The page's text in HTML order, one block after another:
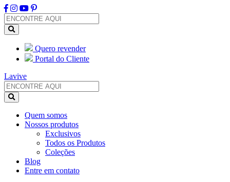
Quero revender
Portal do Cliente
Lavive
Quem somos
Nossos produtos
Exclusivos
Todos os Produtos
Coleções
Blog
Entre em contato